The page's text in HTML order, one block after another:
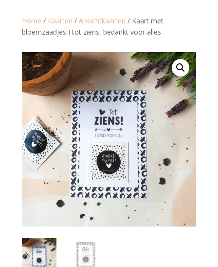
Home / Kaarten / Ansichtkaarten / Kaart met
bloemzaadjes I tot ziens, bedankt voor alles